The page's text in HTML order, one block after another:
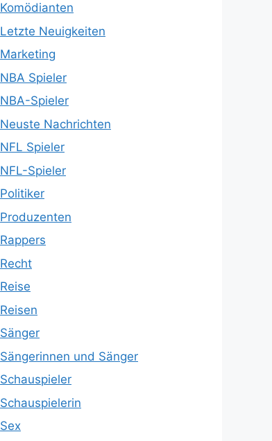
Komödianten
Letzte Neuigkeiten
Marketing
NBA Spieler
NBA-Spieler
Neuste Nachrichten
NFL Spieler
NFL-Spieler
Politiker
Produzenten
Rappers
Recht
Reise
Reisen
Sänger
Sängerinnen und Sänger
Schauspieler
Schauspielerin
Sex